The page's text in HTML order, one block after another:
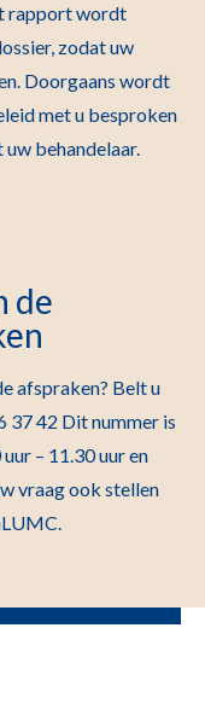
rapport wordt
zodat uw
Doorgaans wordt
met u besproken
behandelaar.
de
afspraken? Belt u
37 42 Dit nummer is
– 11.30 uur en
vraag ook stellen